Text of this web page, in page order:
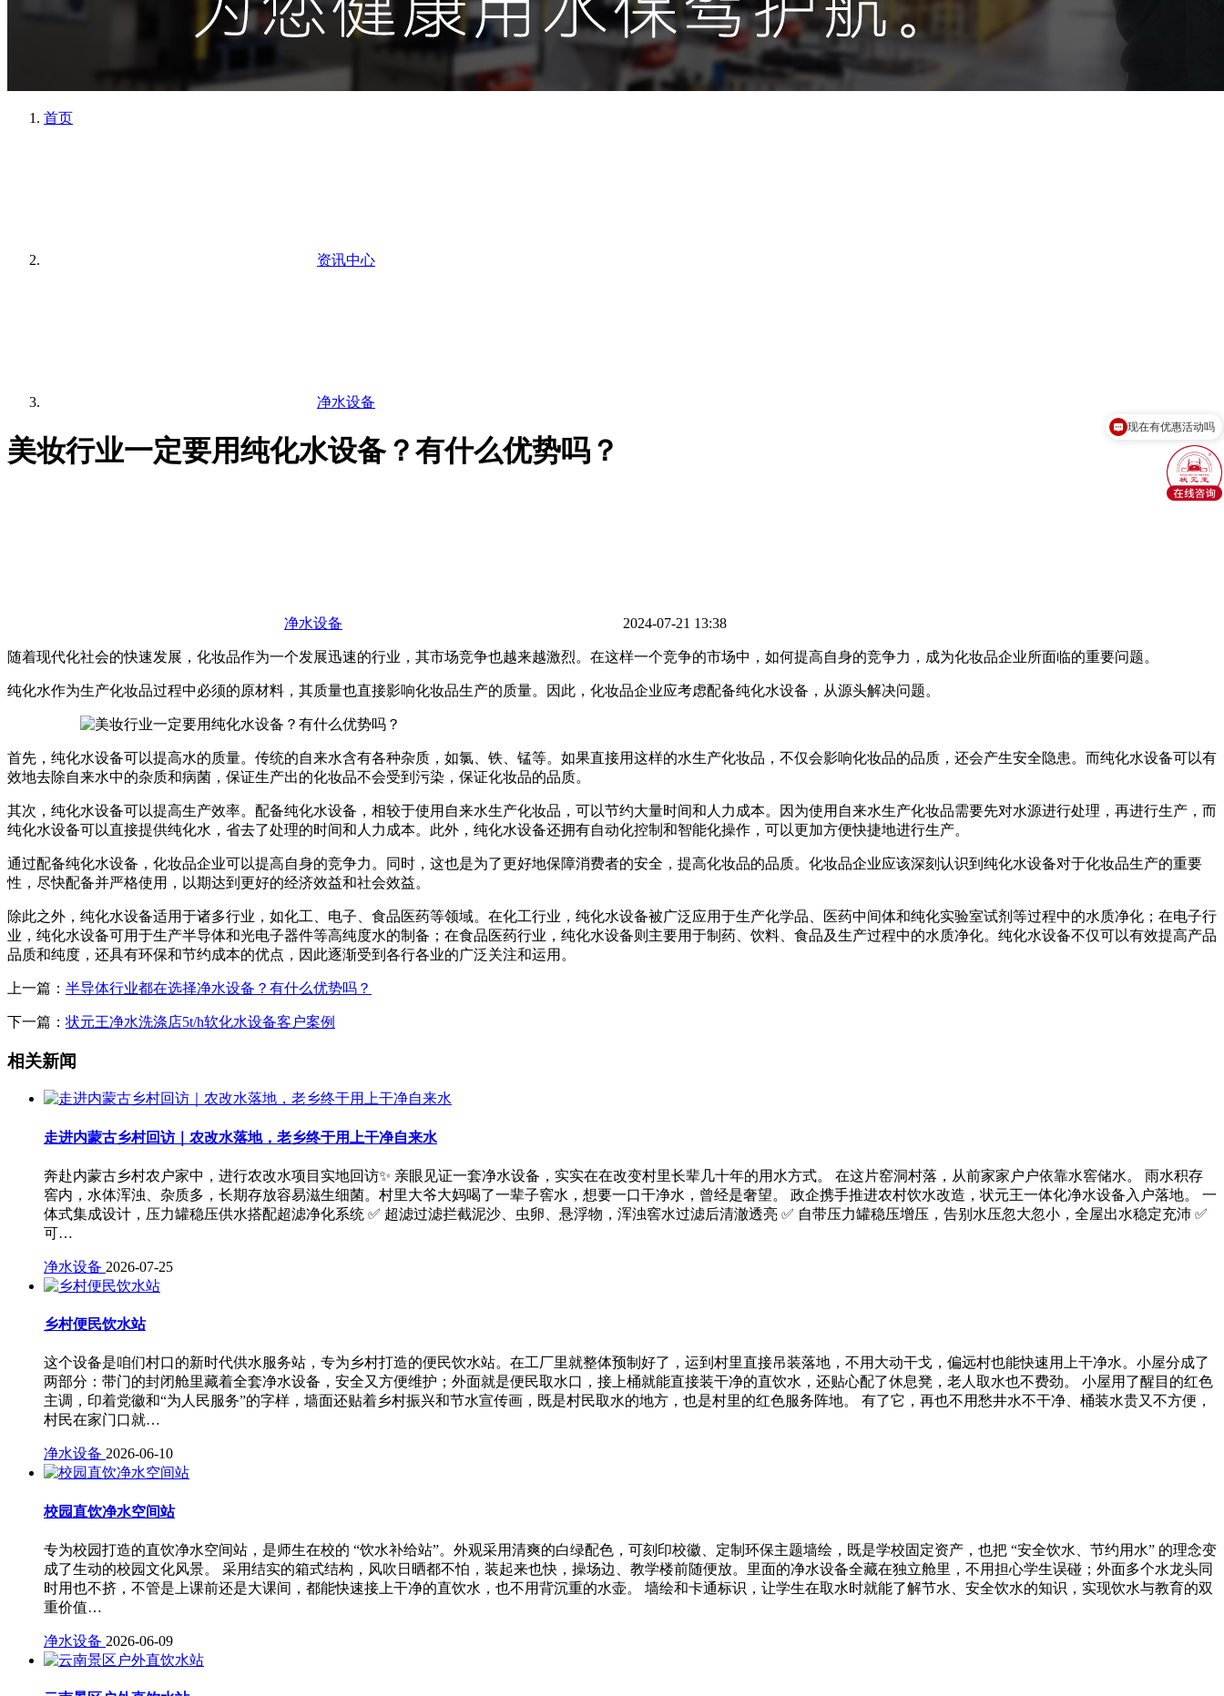
首页
资讯中心
净水设备
美妆行业一定要用纯化水设备？有什么优势吗？
净水设备 2024-07-21 13:38
随着现代化社会的快速发展，化妆品作为一个发展迅速的行业，其市场竞争也越来越激烈。在这样一个竞争的市场中，如何提高自身的竞争力，成为化妆品企业所面临的重要问题。
纯化水作为生产化妆品过程中必须的原材料，其质量也直接影响化妆品生产的质量。因此，化妆品企业应考虑配备纯化水设备，从源头解决问题。
首先，纯化水设备可以提高水的质量。传统的自来水含有各种杂质，如氯、铁、锰等。如果直接用这样的水生产化妆品，不仅会影响化妆品的品质，还会产生安全隐患。而纯化水设备可以有
效地去除自来水中的杂质和病菌，保证生产出的化妆品不会受到污染，保证化妆品的品质。
其次，纯化水设备可以提高生产效率。配备纯化水设备，相较于使用自来水生产化妆品，可以节约大量时间和人力成本。因为使用自来水生产化妆品需要先对水源进行处理，再进行生产，而
纯化水设备可以直接提供纯化水，省去了处理的时间和人力成本。此外，纯化水设备还拥有自动化控制和智能化操作，可以更加方便快捷地进行生产。
通过配备纯化水设备，化妆品企业可以提高自身的竞争力。同时，这也是为了更好地保障消费者的安全，提高化妆品的品质。化妆品企业应该深刻认识到纯化水设备对于化妆品生产的重要
性，尽快配备并严格使用，以期达到更好的经济效益和社会效益。
除此之外，纯化水设备适用于诸多行业，如化工、电子、食品医药等领域。在化工行业，纯化水设备被广泛应用于生产化学品、医药中间体和纯化实验室试剂等过程中的水质净化；在电子行
业，纯化水设备可用于生产半导体和光电子器件等高纯度水的制备；在食品医药行业，纯化水设备则主要用于制药、饮料、食品及生产过程中的水质净化。纯化水设备不仅可以有效提高产品
品质和纯度，还具有环保和节约成本的优点，因此逐渐受到各行各业的广泛关注和运用。
上一篇： 半导体行业都在选择净水设备？有什么优势吗？
下一篇： 状元王净水洗涤店5t/h软化水设备客户案例
相关新闻
走进内蒙古乡村回访｜农改水落地，老乡终于用上干净自来水
奔赴内蒙古乡村农户家中，进行农改水项目实地回访✨ 亲眼见证一套净水设备，实实在在改变村里长辈几十年的用水方式。 在这片窑洞村落，从前家家户户依靠水窖储水。 雨水积存
窖内，水体浑浊、杂质多，长期存放容易滋生细菌。村里大爷大妈喝了一辈子窖水，想要一口干净水，曾经是奢望。 政企携手推进农村饮水改造，状元王一体化净水设备入户落地。 一
体式集成设计，压力罐稳压供水搭配超滤净化系统 ✅ 超滤过滤拦截泥沙、虫卵、悬浮物，浑浊窖水过滤后清澈透亮 ✅ 自带压力罐稳压增压，告别水压忽大忽小，全屋出水稳定充沛 ✅
可…
净水设备 2026-07-25
乡村便民饮水站
这个设备是咱们村口的新时代供水服务站，专为乡村打造的便民饮水站。在工厂里就整体预制好了，运到村里直接吊装落地，不用大动干戈，偏远村也能快速用上干净水。小屋分成了
两部分：带门的封闭舱里藏着全套净水设备，安全又方便维护；外面就是便民取水口，接上桶就能直接装干净的直饮水，还贴心配了休息凳，老人取水也不费劲。 小屋用了醒目的红色
主调，印着党徽和“为人民服务”的字样，墙面还贴着乡村振兴和节水宣传画，既是村民取水的地方，也是村里的红色服务阵地。 有了它，再也不用愁井水不干净、桶装水贵又不方便，
村民在家门口就…
净水设备 2026-06-10
校园直饮净水空间站
专为校园打造的直饮净水空间站，是师生在校的 “饮水补给站”。外观采用清爽的白绿配色，可刻印校徽、定制环保主题墙绘，既是学校固定资产，也把 “安全饮水、节约用水” 的理念变
成了生动的校园文化风景。 采用结实的箱式结构，风吹日晒都不怕，装起来也快，操场边、教学楼前随便放。里面的净水设备全藏在独立舱里，不用担心学生误碰；外面多个水龙头同
时用也不挤，不管是上课前还是大课间，都能快速接上干净的直饮水，也不用背沉重的水壶。 墙绘和卡通标识，让学生在取水时就能了解节水、安全饮水的知识，实现饮水与教育的双
重价值…
净水设备 2026-06-09
可以介绍下你们的产品么？